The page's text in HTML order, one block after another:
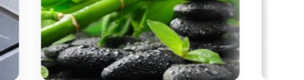
galerie: cviky